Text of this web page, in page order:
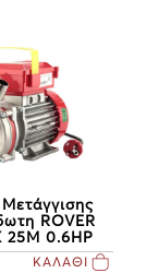
ROVER
25M 0.6HP
ΚΑΛΑΘΙ